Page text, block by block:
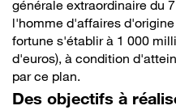
générale extraordinaire du
l'homme d'affaires
fortune s'établir à 1 000
d'euros), à condition
par ce plan.
Des objectifs à